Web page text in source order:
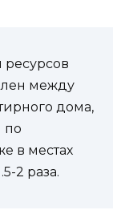
между
дома,
по
в местах
2 раза.